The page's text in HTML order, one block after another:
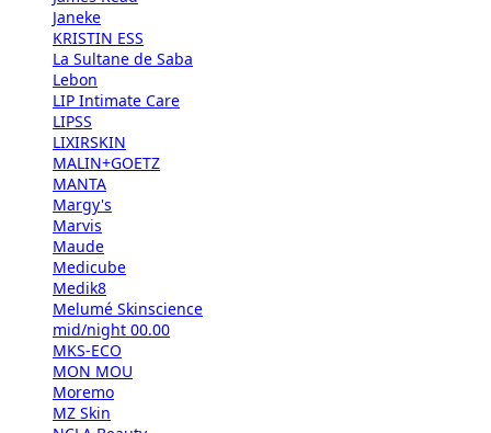
Janeke
KRISTIN ESS
La Sultane de Saba
Lebon
LIP Intimate Care
LIPSS
LIXIRSKIN
MALIN+GOETZ
MANTA
Margy's
Marvis
Maude
Medicube
Medik8
Melumé Skinscience
mid/night 00.00
MKS-ECO
MON MOU
Moremo
MZ Skin